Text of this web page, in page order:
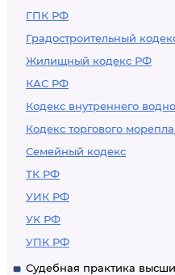
ГПК РФ
Градостроительный
Жилищный кодекс РФ
КАС РФ
Кодекс внутреннего
Кодекс торгового
Семейный кодекс
ТК РФ
УИК РФ
УК РФ
УПК РФ
Судебная практика